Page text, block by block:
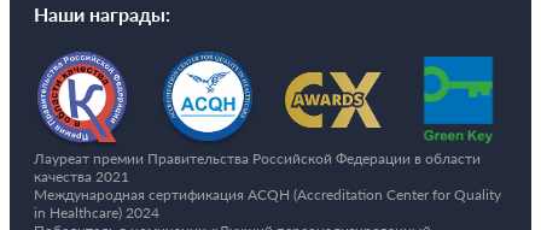
Наши награды:
Лауреат премии Правительства Российской Федерации в области
качества 2021
Международная сертификация ACQH (Accreditation Center for Quality
in Healthcare) 2024